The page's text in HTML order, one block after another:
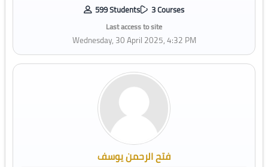
599 Students 3 Courses
Last access to site
Wednesday, 30 April 2025, 4:32 PM
فتح الرحمن يوسف